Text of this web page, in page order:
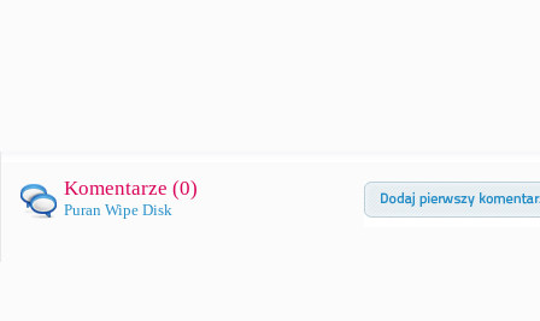
Komentarze (0)
Puran Wipe Disk